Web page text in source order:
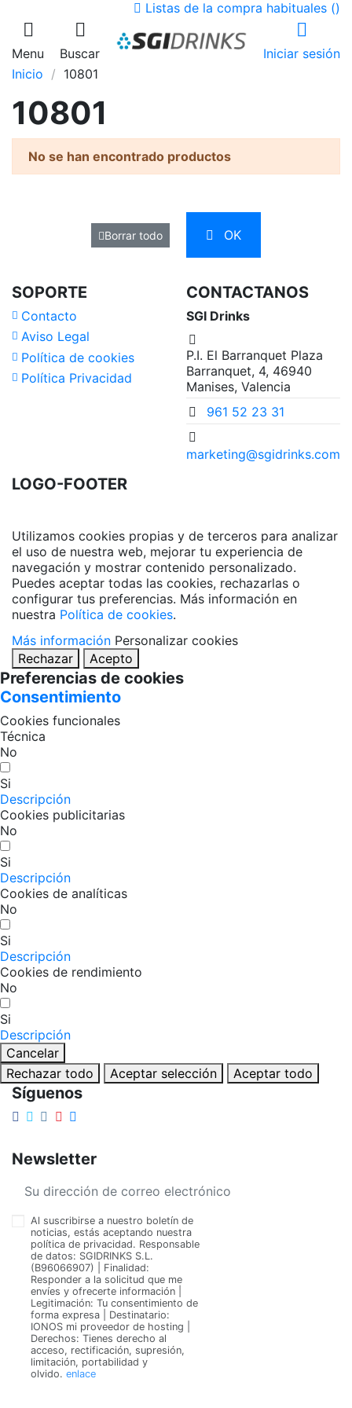
Listas de la compra habituales ()
Menu Buscar
Iniciar sesión
Inicio
10801
10801
No se han encontrado productos
Borrar todo OK
SOPORTE
Contacto
Aviso Legal
Política de cookies
Política Privacidad
CONTACTANOS
SGI Drinks
P.I. El Barranquet Plaza
Barranquet, 4, 46940
Manises, Valencia
961 52 23 31
marketing@sgidrinks.com
LOGO-FOOTER
Utilizamos cookies propias y de terceros para analizar
el uso de nuestra web, mejorar tu experiencia de
navegación y mostrar contenido personalizado.
Puedes aceptar todas las cookies, rechazarlas o
configurar tus preferencias. Más información en
nuestra Política de cookies.
Más información Personalizar cookies
Rechazar
Acepto
Preferencias de cookies
Consentimiento
Cookies funcionales
Técnica
No
Si
Descripción
Cookies publicitarias
No
Si
Descripción
Cookies de analíticas
No
Si
Descripción
Cookies de rendimiento
No
Si
Descripción
Cancelar
Rechazar todo
Aceptar selección Aceptar todo
Síguenos
Newsletter
Al suscribirse a nuestro boletín de
noticias, estás aceptando nuestra
política de privacidad. Responsable
de datos: SGIDRINKS S.L.
(B96066907) | Finalidad:
Responder a la solicitud que me
envíes y ofrecerte información |
Legitimación: Tu consentimiento de
forma expresa | Destinatario:
IONOS mi proveedor de hosting |
Derechos: Tienes derecho al
acceso, rectificación, supresión,
limitación, portabilidad y
olvido. enlace